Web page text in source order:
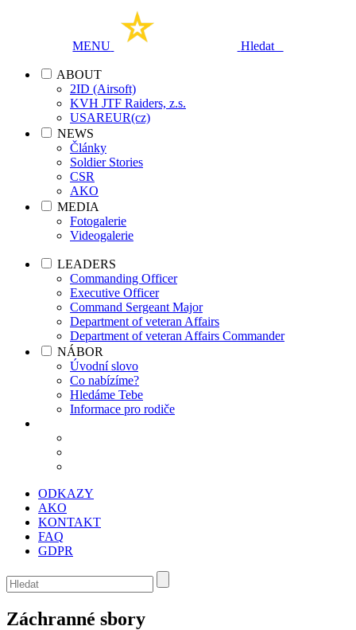
MENU Hledat
ABOUT
2ID (Airsoft)
KVH JTF Raiders, z.s.
USAREUR(cz)
NEWS
Články
Soldier Stories
CSR
AKO
MEDIA
Fotogalerie
Videogalerie
LEADERS
Commanding Officer
Executive Officer
Command Sergeant Major
Department of veteran Affairs
Department of veteran Affairs Commander
NÁBOR
Úvodní slovo
Co nabízíme?
Hledáme Tebe
Informace pro rodiče
ODKAZY
AKO
KONTAKT
FAQ
GDPR
Záchranné sbory